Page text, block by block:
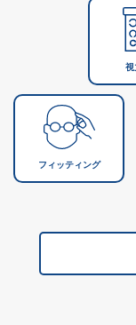
視
フィッティング